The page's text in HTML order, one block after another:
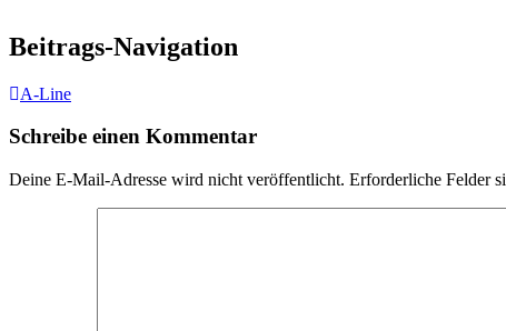
Beitrags-Navigation
A-Line
Schreibe einen Kommentar
Deine E-Mail-Adresse wird nicht veröffentlicht. Erforderliche Felder